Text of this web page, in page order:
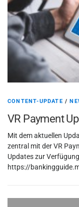
CONTENT-UPDATE /
VR Payment
Mit dem aktuellen
zentral mit der VR
Updates zur
https://